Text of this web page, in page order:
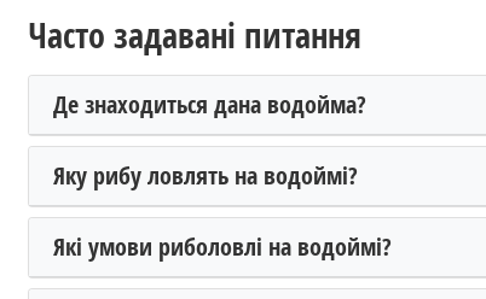
Часто задавані питання
Де знаходиться дана водойма?
Яку рибу ловлять на водоймі?
Які умови риболовлі на водоймі?